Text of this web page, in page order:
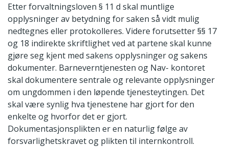
Etter forvaltningsloven § 11 d skal muntlige
opplysninger av betydning for saken så vidt mulig
nedtegnes eller protokolleres. Videre forutsetter §§ 17
og 18 indirekte skriftlighet ved at partene skal kunne
gjøre seg kjent med sakens opplysninger og sakens
dokumenter. Barneverntjenesten og Nav- kontoret
skal dokumentere sentrale og relevante opplysninger
om ungdommen i den løpende tjenesteytingen. Det
skal være synlig hva tjenestene har gjort for den
enkelte og hvorfor det er gjort.
Dokumentasjonsplikten er en naturlig følge av
forsvarlighetskravet og plikten til internkontroll.